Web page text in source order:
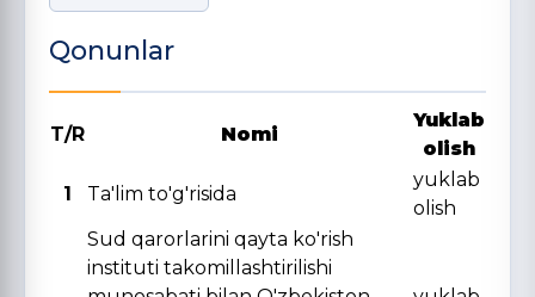
Qonunlar
T/R Nomi
Yuklab
olish
1
Ta'lim to'g'risida
yuklab
olish
Sud qarorlarini qayta ko'rish
instituti takomillashtirilishi